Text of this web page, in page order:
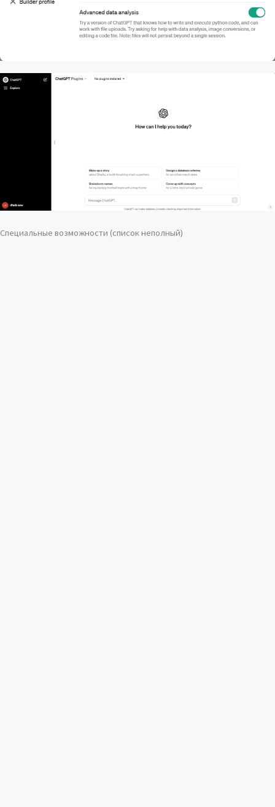
Специальные возможности (список неполный)